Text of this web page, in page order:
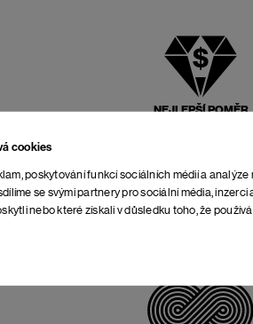
cookies
poskytování funkcí sociálních médií a
se svými partnery pro sociální média,
nebo které získali v důsledku toho, že
NEJLEPŠÍ POMĚR